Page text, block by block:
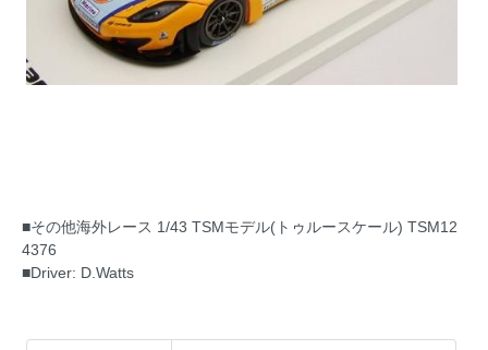
■その他海外レース 1/43 TSMモデル(トゥルースケール) TSM12
4376
■Driver: D.Watts